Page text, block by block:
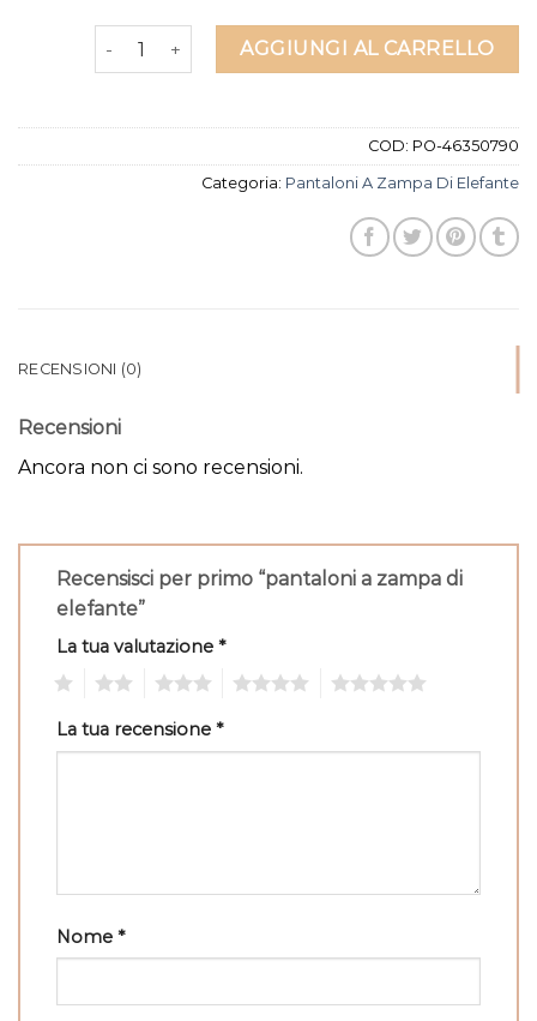
pantaloni a zampa di elefante quantità
AGGIUNGI AL CARRELLO
COD: PO-46350790
Categoria: Pantaloni A Zampa Di Elefante
RECENSIONI (0)
Recensioni
Ancora non ci sono recensioni.
Recensisci per primo “pantaloni a zampa di
elefante”
La tua valutazione *
La tua recensione *
Nome *